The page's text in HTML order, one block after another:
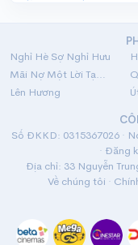
Nghỉ Hè Sợ Nghỉ Hưu
Mãi Nợ Một Lời Tạm Biệt
Lên Hương
Số ĐKKD: 0315367026 ·
· Đăng
Địa chỉ: 33 Nguyễn
Về chúng tôi ·